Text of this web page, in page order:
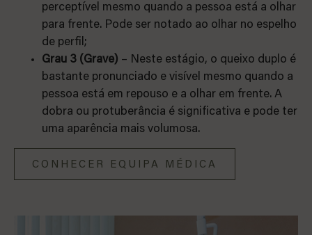
perceptível mesmo quando a pessoa está a olhar
para frente. Pode ser notado ao olhar no espelho
de perfil;
Grau 3 (Grave) – Neste estágio, o queixo duplo é
bastante pronunciado e visível mesmo quando a
pessoa está em repouso e a olhar em frente. A
dobra ou protuberância é significativa e pode ter
uma aparência mais volumosa.
CONHECER EQUIPA MÉDICA